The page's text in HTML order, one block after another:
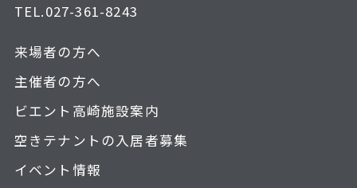
TEL.027-361-8243
来場者の方へ
主催者の方へ
ビエント高崎施設案内
空きテナントの入居者募集
イベント情報